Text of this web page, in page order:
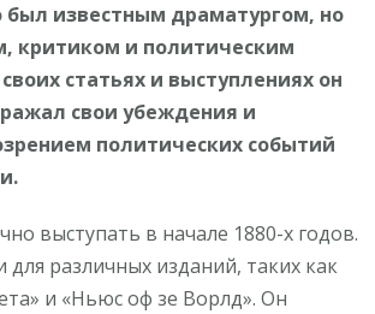
был известным драматургом, но
критиком и политическим
статьях и выступлениях он
свои убеждения и
политических событий
выступать в начале 1880-х годов.
для различных изданий, таких как
и «Ньюс оф зе Ворлд». Он